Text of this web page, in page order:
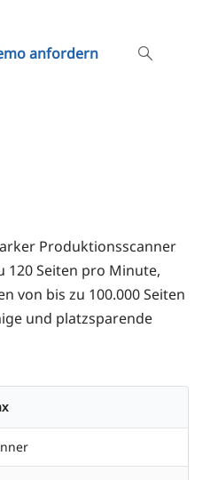
anfordern
Pro­duk­ti­ons­scan­ner
Sei­ten pro Minu­te,
von bis zu 100.000 Sei­ten
und platz­spa­ren­de